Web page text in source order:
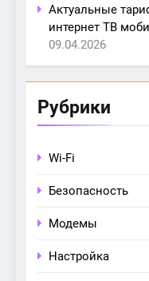
Актуальные
интернет ТВ
09.04.2026
Рубрики
Wi-Fi
Безопасность
Модемы
Настройка